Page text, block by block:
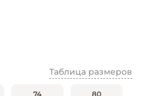
Таблица размеров
74 80